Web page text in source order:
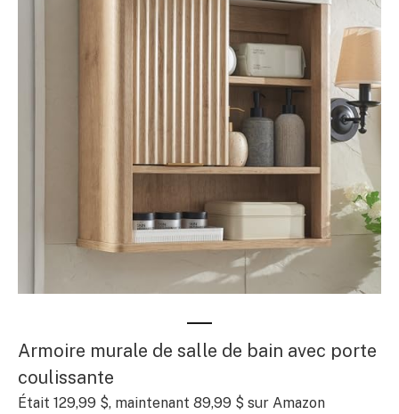
Armoire murale de salle de bain avec porte
coulissante
Était 129,99 $, maintenant 89,99 $ sur Amazon